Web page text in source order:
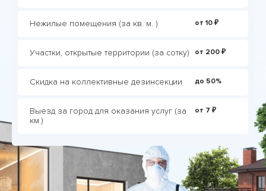
Нежилые помещения (за кв. м. ) от 10 ₽
Участки, открытые территории (за сотку) от 200 ₽
Скидка на коллективные дезинсекции до 50%
Выезд за город для оказания услуг (за
км.)
от 7 ₽